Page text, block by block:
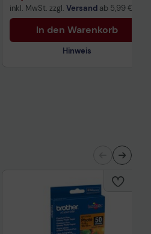
inkl. MwSt. zzgl. Versand ab 5,99 €
In den Warenkorb
Hinweis